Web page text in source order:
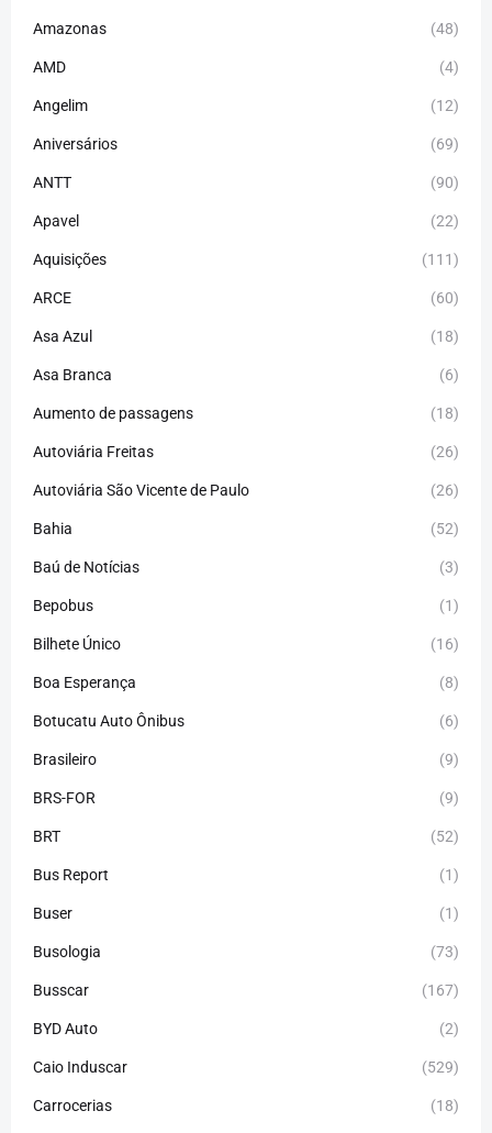
Amazonas (48)
AMD (4)
Angelim (12)
Aniversários (69)
ANTT (90)
Apavel (22)
Aquisições (111)
ARCE (60)
Asa Azul (18)
Asa Branca (6)
Aumento de passagens (18)
Autoviária Freitas (26)
Autoviária São Vicente de Paulo (26)
Bahia (52)
Baú de Notícias (3)
Bepobus (1)
Bilhete Único (16)
Boa Esperança (8)
Botucatu Auto Ônibus (6)
Brasileiro (9)
BRS-FOR (9)
BRT (52)
Bus Report (1)
Buser (1)
Busologia (73)
Busscar (167)
BYD Auto (2)
Caio Induscar (529)
Carrocerias (18)